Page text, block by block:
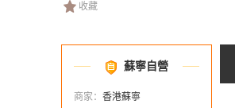
收藏
蘇寧自營
商家： 香港蘇寧